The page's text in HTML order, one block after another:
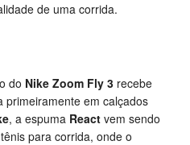
de uma corrida.
do Nike Zoom Fly 3recebe
primeiramente em calçados
, a espuma Reactvem sendo
para corrida, onde o